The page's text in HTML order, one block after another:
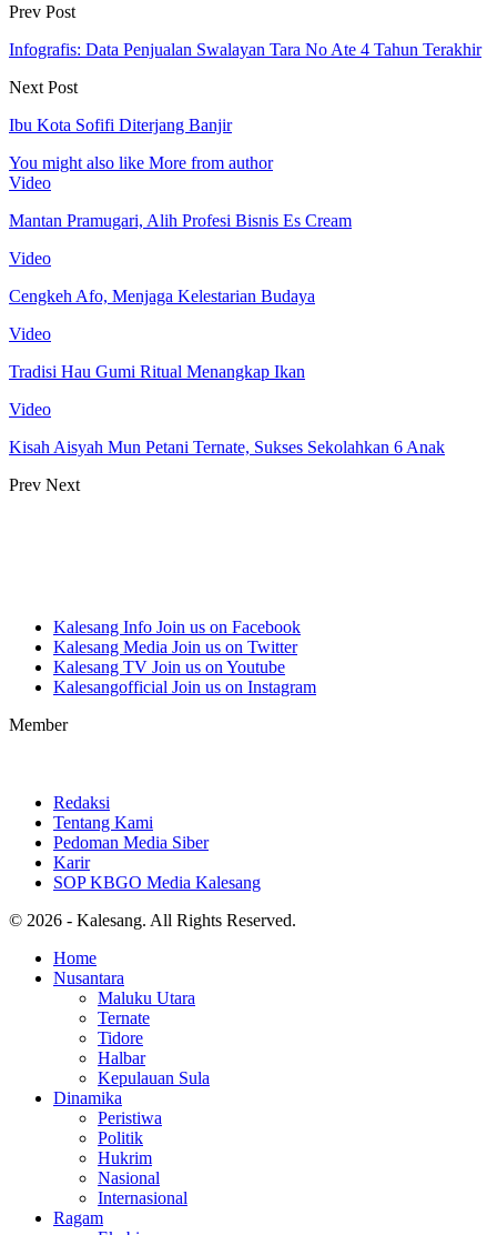
Prev Post
Infografis: Data Penjualan Swalayan Tara No Ate 4 Tahun Terakhir
Next Post
Ibu Kota Sofifi Diterjang Banjir
You might also like More from author
Video
Mantan Pramugari, Alih Profesi Bisnis Es Cream
Video
Cengkeh Afo, Menjaga Kelestarian Budaya
Video
Tradisi Hau Gumi Ritual Menangkap Ikan
Video
Kisah Aisyah Mun Petani Ternate, Sukses Sekolahkan 6 Anak
Prev Next
Kalesang Info Join us on Facebook
Kalesang Media Join us on Twitter
Kalesang TV Join us on Youtube
Kalesangofficial Join us on Instagram
Member
Redaksi
Tentang Kami
Pedoman Media Siber
Karir
SOP KBGO Media Kalesang
© 2026 - Kalesang. All Rights Reserved.
Home
Nusantara
Maluku Utara
Ternate
Tidore
Halbar
Kepulauan Sula
Dinamika
Peristiwa
Politik
Hukrim
Nasional
Internasional
Ragam